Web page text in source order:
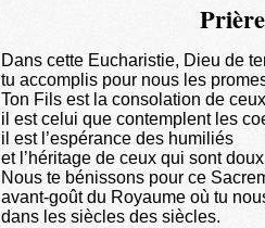
Dans cette Eucharistie, Dieu de
tu accomplis pour nous les
Ton Fils est la consolation de
il est celui que contemplent les
il est l’espérance des humiliés
et l’héritage de ceux qui sont
Nous te bénissons pour ce
avant-goût du Royaume où tu
dans les siècles des siècles.